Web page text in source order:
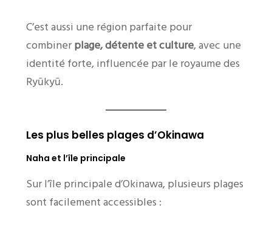
C’est aussi une région parfaite pour
combinerplage, détente et culture, avec une
identité forte, influencée par le royaume des
Ryūkyū.
Les plus belles plages d’Okinawa
Naha et l’île principale
Sur l’île principale d’Okinawa, plusieurs plages
sont facilement accessibles :